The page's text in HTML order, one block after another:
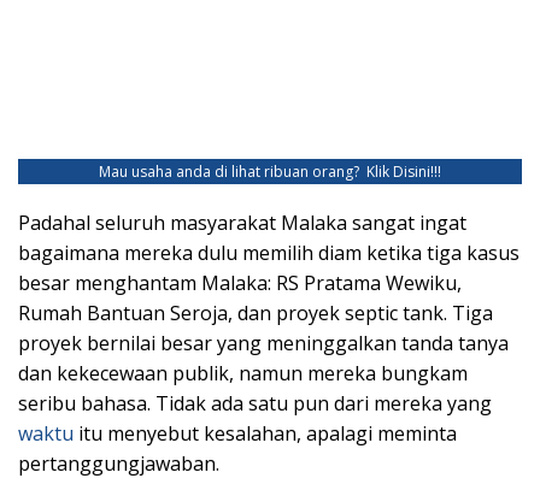
Mau usaha anda di lihat ribuan orang? Klik Disini!!!
Padahal seluruh masyarakat Malaka sangat ingat
bagaimana mereka dulu memilih diam ketika tiga kasus
besar menghantam Malaka: RS Pratama Wewiku,
Rumah Bantuan Seroja, dan proyek septic tank. Tiga
proyek bernilai besar yang meninggalkan tanda tanya
dan kekecewaan publik, namun mereka bungkam
seribu bahasa. Tidak ada satu pun dari mereka yang
waktu itu menyebut kesalahan, apalagi meminta
pertanggungjawaban.